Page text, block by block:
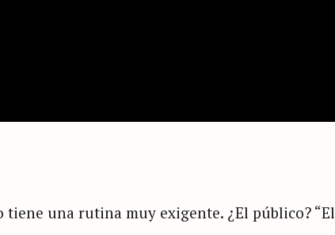
tiene una rutina muy exigente. ¿El público?